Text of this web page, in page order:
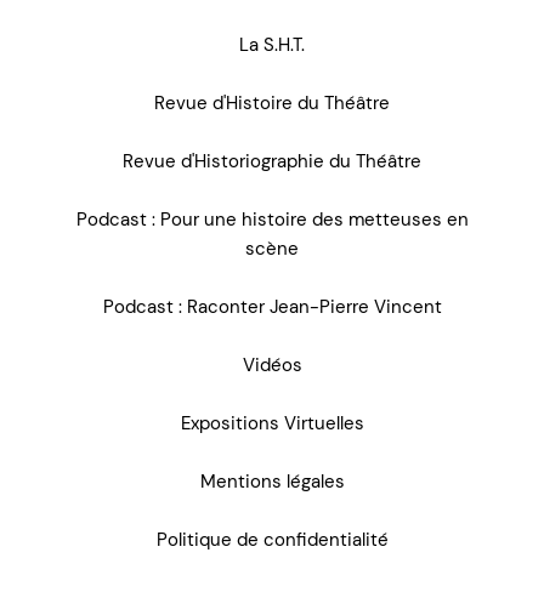
La S.H.T.
Revue d'Histoire du Théâtre
Revue d'Historiographie du Théâtre
Podcast : Pour une histoire des metteuses en
scène
Podcast : Raconter Jean-Pierre Vincent
Vidéos
Expositions Virtuelles
Mentions légales
Politique de confidentialité